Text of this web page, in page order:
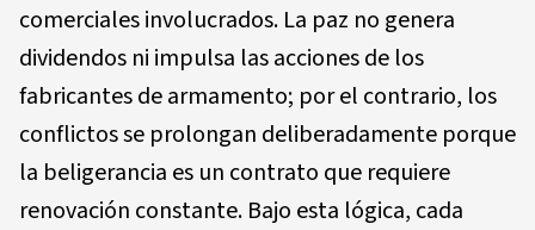
comerciales involucrados. La paz no genera
dividendos ni impulsa las acciones de los
fabricantes de armamento; por el contrario, los
conflictos se prolongan deliberadamente porque
la beligerancia es un contrato que requiere
renovación constante. Bajo esta lógica, cada